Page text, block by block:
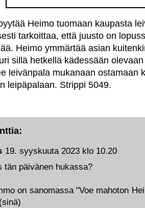
Heimo tuomaan kaupasta
tarkoittaa, että juusto on
Heimo ymmärtää asian
sillä hetkellä kädessään
leivänpala mukanaan ostamaan
leipäpalaan. Strippi 5049.
19. syyskuuta 2023 klo 10.20
tän päivänen hukassa?
on sanomassa "Voe mahoton